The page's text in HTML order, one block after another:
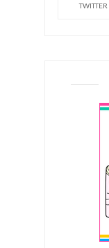
TWITTER